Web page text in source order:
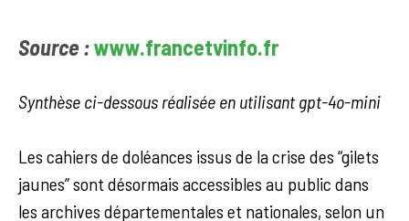
Source :www.francetvinfo.fr
Synthèse ci-dessous réalisée en utilisant gpt-4o-mini
Les cahiers de doléances issus de la crise des “gilets
jaunes” sont désormais accessibles au public dans
les archives départementales et nationales, selon un